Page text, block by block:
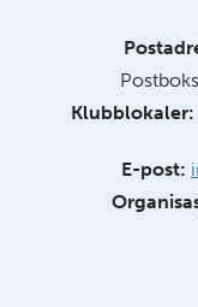
Klubblokaler:
E-post: